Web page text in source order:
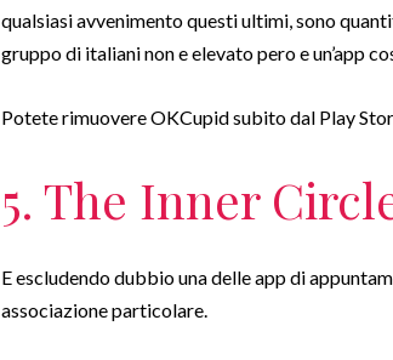
qualsiasi avvenimento questi ultimi, sono
gruppo di italiani non e elevato pero e un’app
Potete rimuovere OKCupid subito dal Play
5. The Inner
E escludendo dubbio una delle app di
associazione particolare.